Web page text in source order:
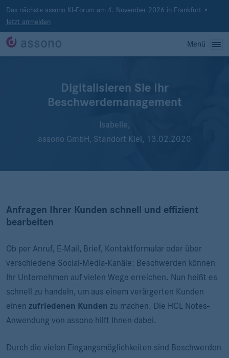
Das nächste assono KI-Forum am 4. November 2026 in Frankfurt •
Jetzt anmelden
Menü
Digitalisieren Sie Ihr
Beschwerdemanagement
Isabelle,
assono GmbH, Standort Kiel, 13.02.2020
Anfragen Ihrer Kunden schnell und effizient
bearbeiten
Ob per Anruf, E-Mail, Brief, Kontaktformular oder über
verschiedene Social-Media-Kanäle: Beschwerden können
Ihr Unternehmen auf vielen Wege erreichen. Nun heißt es
schnell zu handeln, um aus einem verärgerten Kunden
einen zufriedenen Kunden zu machen. Die HCL Notes-
Anwendung von assono hilft Ihnen dabei.
Durch die vielen Eingangsmöglichkeiten sind Beschwerden